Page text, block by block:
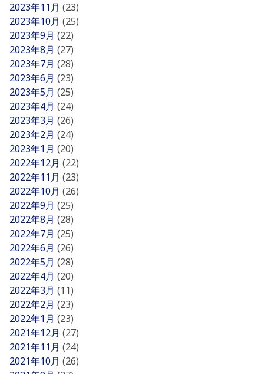
2023年11月 (23)
2023年10月 (25)
2023年9月 (22)
2023年8月 (27)
2023年7月 (28)
2023年6月 (23)
2023年5月 (25)
2023年4月 (24)
2023年3月 (26)
2023年2月 (24)
2023年1月 (20)
2022年12月 (22)
2022年11月 (23)
2022年10月 (26)
2022年9月 (25)
2022年8月 (28)
2022年7月 (25)
2022年6月 (26)
2022年5月 (28)
2022年4月 (20)
2022年3月 (11)
2022年2月 (23)
2022年1月 (23)
2021年12月 (27)
2021年11月 (24)
2021年10月 (26)